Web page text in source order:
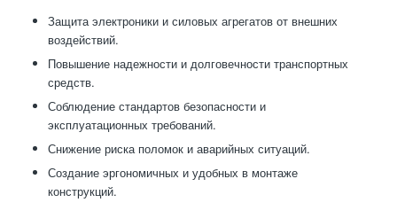
Защита электроники и силовых агрегатов от внешних
воздействий.
Повышение надежности и долговечности транспортных
средств.
Соблюдение стандартов безопасности и
эксплуатационных требований.
Снижение риска поломок и аварийных ситуаций.
Создание эргономичных и удобных в монтаже
конструкций.